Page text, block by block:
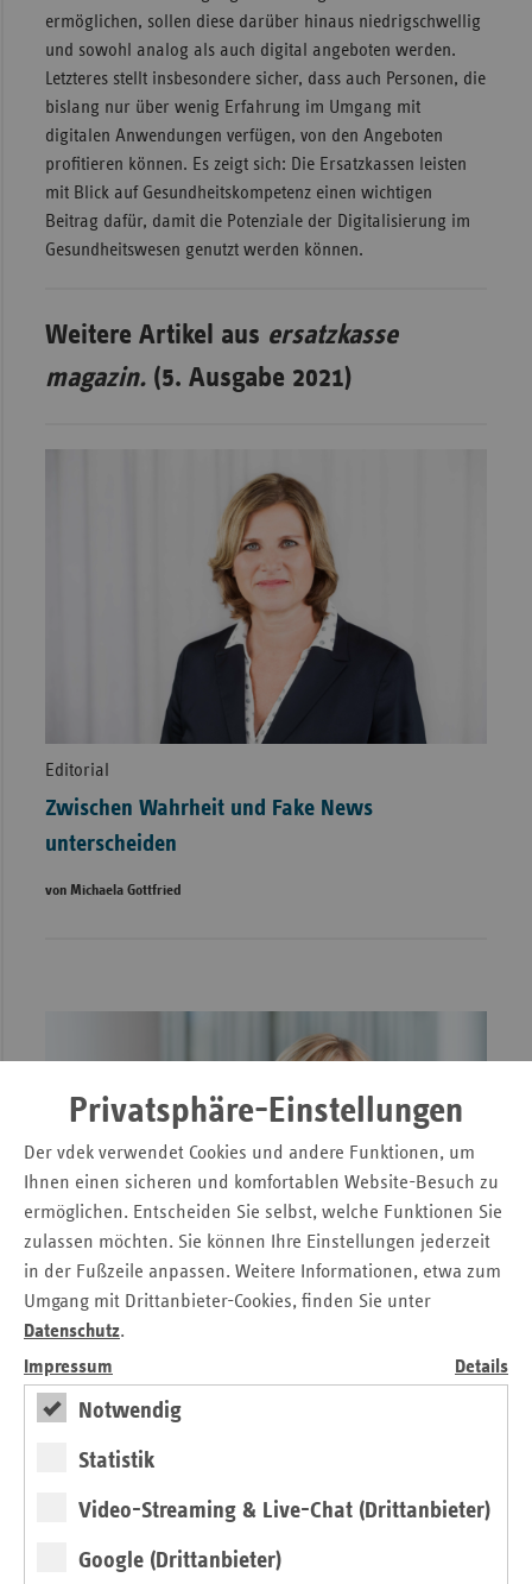
Privatsphäre-Einstellungen
Der vdek verwendet Cookies und andere Funktionen, um
Ihnen einen sicheren und komfortablen Website-Besuch zu
ermöglichen. Entscheiden Sie selbst, welche Funktionen Sie
zulassen möchten. Sie können Ihre Einstellungen jederzeit
in der Fußzeile anpassen. Weitere Informationen, etwa zum
Umgang mit Drittanbieter-Cookies, finden Sie unter
Datenschutz.
Impressum
Details
Notwendig
Statistik
Video-Streaming & Live-Chat (Drittanbieter)
Google (Drittanbieter)
ermöglichen, sollen diese darüber hinaus niedrigschwellig
und sowohl analog als auch digital angeboten werden.
Letzteres stellt insbesondere sicher, dass auch Personen, die
bislang nur über wenig Erfahrung im Umgang mit
digitalen Anwendungen verfügen, von den Angeboten
profitieren können. Es zeigt sich: Die Ersatzkassen leisten
mit Blick auf Gesundheitskompetenz einen wichtigen
Beitrag dafür, damit die Potenziale der Digitalisierung im
Gesundheitswesen genutzt werden können.
Weitere Artikel aus ersatzkasse
magazin.(5. Ausgabe 2021)
Editorial
Zwischen Wahrheit und Fake News
unterscheiden
von Michaela Gottfried
Einwurf
Worauf es jetzt ankommt in der
Gesundheitspolitik
von Ulrike Elsner